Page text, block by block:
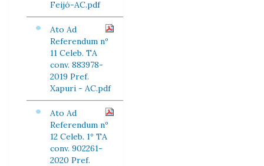
Feijó-AC.pdf
Ato Ad
Referendum nº
11 Celeb. TA
conv. 883978-
2019 Pref.
Xapuri - AC.pdf
Ato Ad
Referendum nº
12 Celeb. 1º TA
conv. 902261-
2020 Pref.